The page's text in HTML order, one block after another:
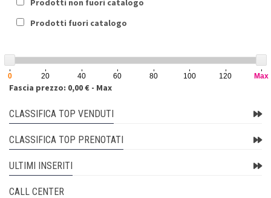
Prodotti non fuori catalogo
Prodotti fuori catalogo
0 20 40 60 80 100 120 Max
Fascia prezzo: 0,00 € - Max
CLASSIFICA TOP VENDUTI
CLASSIFICA TOP PRENOTATI
ULTIMI INSERITI
CALL CENTER